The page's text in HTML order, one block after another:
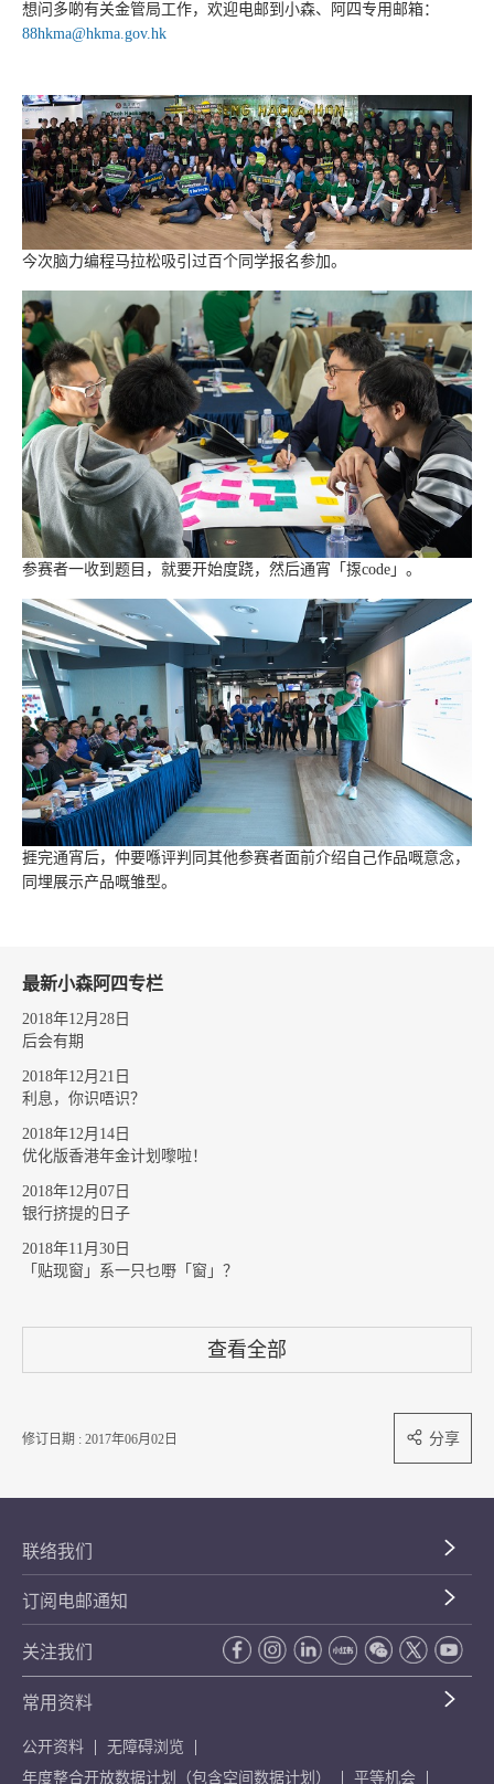
想问多啲有关金管局工作，欢迎电邮到小森、阿四专用邮箱：
88hkma@hkma.gov.hk
今次脑力编程马拉松吸引过百个同学报名参加。
参赛者一收到题目，就要开始度跷，然后通宵「揼code」。
捱完通宵后，仲要喺评判同其他参赛者面前介绍自己作品嘅意念，
同埋展示产品嘅雏型。
最新小森阿四专栏
2018年12月28日
后会有期
2018年12月21日
利息，你识唔识？
2018年12月14日
优化版香港年金计划嚟啦！
2018年12月07日
银行挤提的日子
2018年11月30日
「贴现窗」系一只乜嘢「窗」？
查看全部
修订日期 : 2017年06月02日 分享
联络我们
订阅电邮通知
关注我们
常用资料
公开资料
无障碍浏览
年度整合开放数据计划（包含空间数据计划）
平等机会